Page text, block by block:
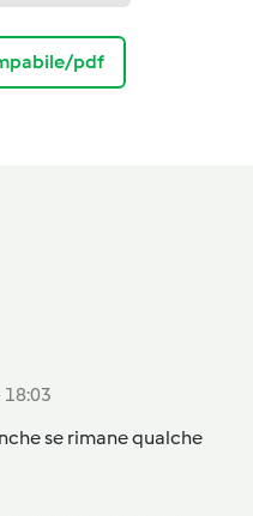
pdf
se rimane qualche